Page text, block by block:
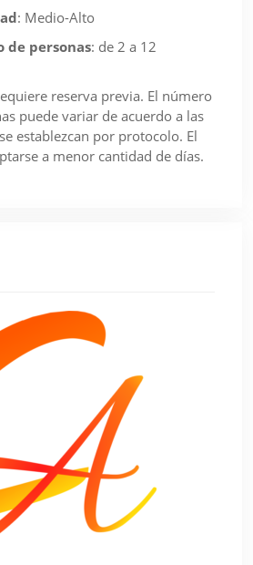
: Medio-Alto
de personas: de 2 a 12
reserva previa. El número
puede variar de acuerdo a las
establezcan por protocolo. El
a menor cantidad de días.